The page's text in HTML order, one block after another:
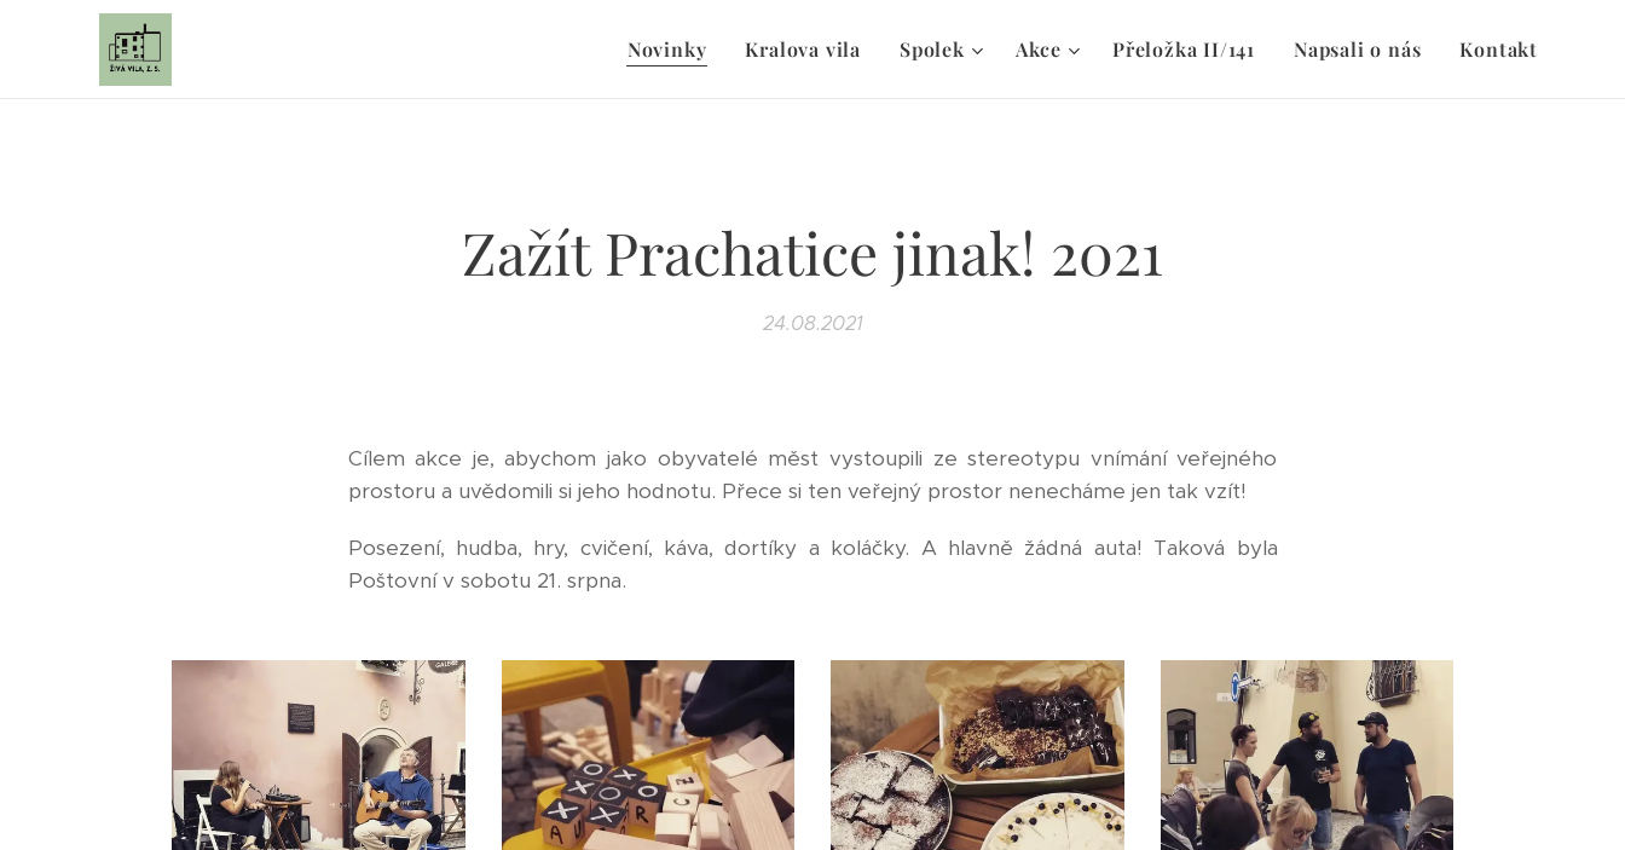
Novinky Kralova vila Spolek Akce Přeložka II/141 Napsali o nás Kontakt
Zažít Prachatice jinak! 2021
24.08.2021
Cílem akce je, abychom jako obyvatelé měst vystoupili ze stereotypu vnímání veřejného
prostoru a uvědomili si jeho hodnotu. Přece si ten veřejný prostor nenecháme jen tak vzít!
Posezení, hudba, hry, cvičení, káva, dortíky a koláčky. A hlavně žádná auta! Taková byla
Poštovní v sobotu 21. srpna.